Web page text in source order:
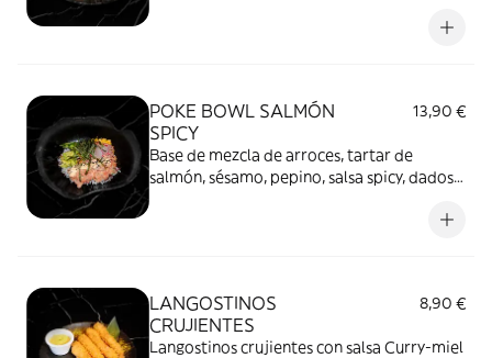
POKE BOWL SALMÓN
SPICY
13,90 €
Base de mezcla de arroces, tartar de
salmón, sésamo, pepino, salsa spicy, dados
LANGOSTINOS
CRUJIENTES
8,90 €
Langostinos crujientes con salsa Curry-miel